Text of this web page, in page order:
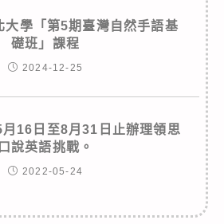
大學「第5期臺灣自然手語基
礎班」課程
2024-12-25
16日至8月31日止辦理領思
口說英語挑戰。
2022-05-24